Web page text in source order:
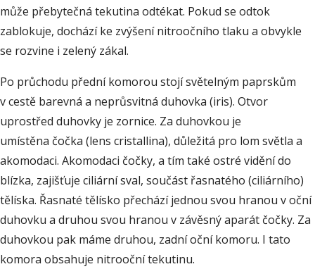
může přebytečná tekutina odtékat. Pokud se odtok
zablokuje, dochází ke zvýšení nitroočního tlaku a obvykle
se rozvine i zelený zákal.
Po průchodu přední komorou stojí světelným paprskům
v cestě barevná a neprůsvitná duhovka (iris). Otvor
uprostřed duhovky je zornice. Za duhovkou je
umístěna čočka (lens cristallina), důležitá pro lom světla a
akomodaci. Akomodaci čočky, a tím také ostré vidění do
blízka, zajišťuje ciliární sval, součást řasnatého (ciliárního)
tělíska. Řasnaté tělísko přechází jednou svou hranou v oční
duhovku a druhou svou hranou v závěsný aparát čočky. Za
duhovkou pak máme druhou, zadní oční komoru. I tato
komora obsahuje nitrooční tekutinu.